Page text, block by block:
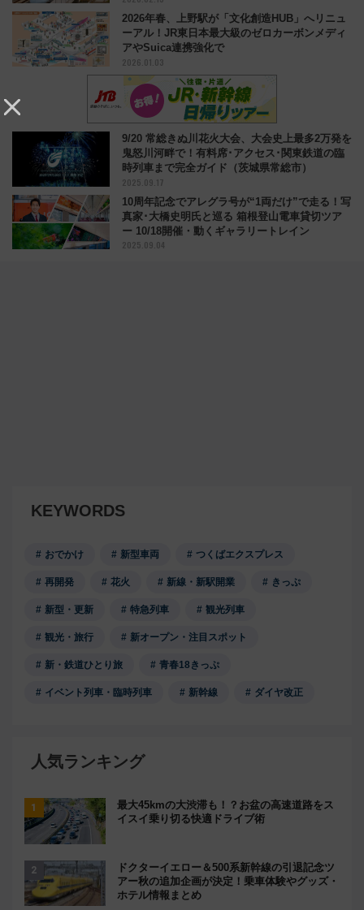
2026年春、上野駅が「文化創造HUB」へリニュ
ーアル！JR東日本最大級のゼロカーボンメディ
アやSuica連携強化で
2026.01.03
9/20 常総きぬ川花火大会、大会史上最多2万発を
鬼怒川河畔で！有料席･アクセス･関東鉄道の臨
時列車まで完全ガイド（茨城県常総市）
2025.09.17
10周年記念でアレグラ号が“1両だけ”で走る！写
真家･大橋史明氏と巡る 箱根登山電車貸切ツア
ー 10/18開催・動くギャラリートレイン
2025.09.04
KEYWORDS
おでかけ 新型車両 つくばエクスプレス
再開発 花火 新線・新駅開業 きっぷ
新型・更新 特急列車 観光列車
観光・旅行 新オープン・注目スポット
新・鉄道ひとり旅 青春18きっぷ
イベント列車・臨時列車 新幹線 ダイヤ改正
人気ランキング
最大45kmの大渋滞も！？お盆の高速道路をス
イスイ乗り切る快適ドライブ術
ドクターイエロー＆500系新幹線の引退記念ツ
アー秋の追加企画が決定！乗車体験やグッズ・
ホテル情報まとめ